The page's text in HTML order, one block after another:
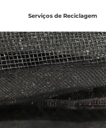
Serviços de Reciclagem